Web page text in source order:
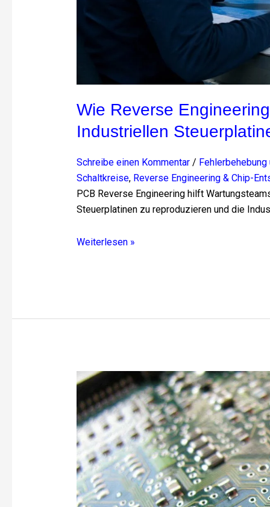
Wie Reverse
Industriellen
Schreibe einen Kommentar /
Schaltkreise, Reverse Engineering & Chip-
PCB Reverse Engineering hilft
Steuerplatinen zu reproduzieren und die
Weiterlesen »
Halbleiter-
Reverse
Engineering:
Ein
einfacher
Leitfaden